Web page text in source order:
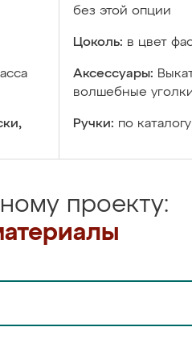
без этой опции
Цоколь: в цвет
Аксессуары:
волшебные
Ручки: по каталогу
проекту: